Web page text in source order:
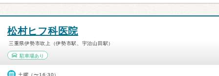
松村ヒフ科医院
三重県伊勢市吹上（伊勢市駅、宇治山田駅）
駐車場あり
土曜（〜16:30）